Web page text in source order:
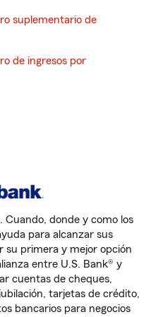
suplementario de
de ingresos por
Cuando, donde y como los
para alcanzar sus
su primera y mejor opción
entre U.S. Bank® y
cuentas de cheques,
tarjetas de crédito,
bancarios para negocios